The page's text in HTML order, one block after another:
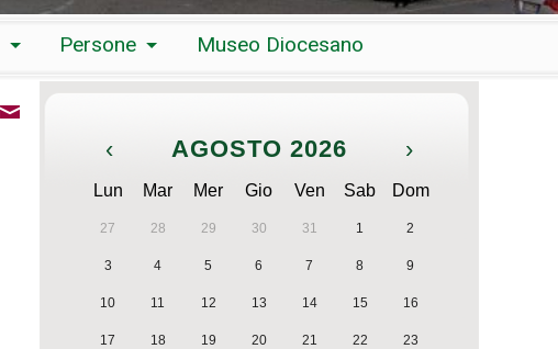
Persone Museo Diocesano
‹ AGOSTO 2026 ›
Lun Mar Mer Gio Ven Sab Dom
27 28 29 30 31 1 2
3 4 5 6 7 8 9
10 11 12 13 14 15 16
17 18 19 20 21 22 23